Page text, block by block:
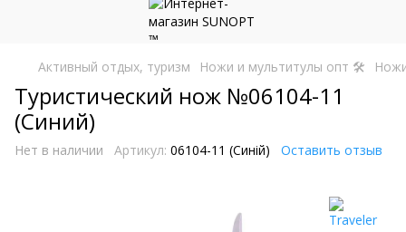
Активный отдых, туризм Ножи и мультитулы опт 🛠
Туристический нож №06104-11
(Синий)
Нет в наличии Артикул: 06104-11 (Синій) Оставить отзыв